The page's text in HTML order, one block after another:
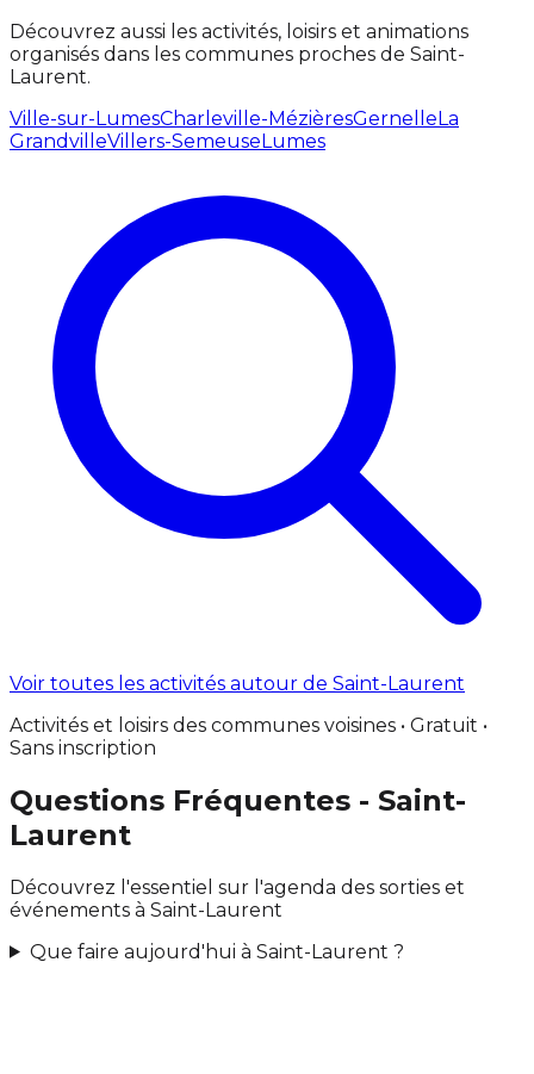
Découvrez aussi les activités, loisirs et animations
organisés dans les communes proches de Saint-
Laurent.
Ville-sur-LumesCharleville-MézièresGernelleLa
GrandvilleVillers-SemeuseLumes
Voir toutes les activités autour de Saint-Laurent
Activités et loisirs des communes voisines • Gratuit •
Sans inscription
Questions Fréquentes - Saint-
Laurent
Découvrez l'essentiel sur l'agenda des sorties et
événements à Saint-Laurent
Que faire aujourd'hui à Saint-Laurent ?